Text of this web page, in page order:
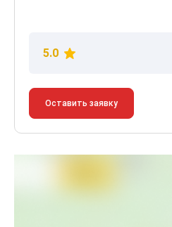
5.0
Оставить заявку